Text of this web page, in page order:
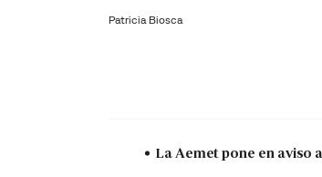
Patricia Biosca
La Aemet pone en aviso